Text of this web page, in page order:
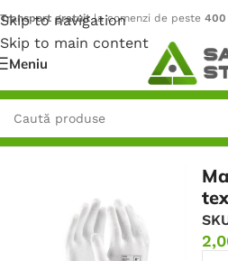
Skip to navigation
Skip to main content
Transport gratuitla comenzi de peste
Meniu
Prima pagină/Mănuși